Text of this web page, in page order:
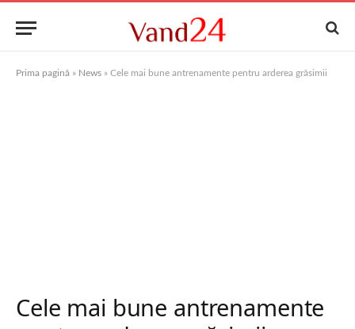
Prima pagină » News » Cele mai bune antrenamente pentru arderea grăsimii
Cele mai bune antrenamente